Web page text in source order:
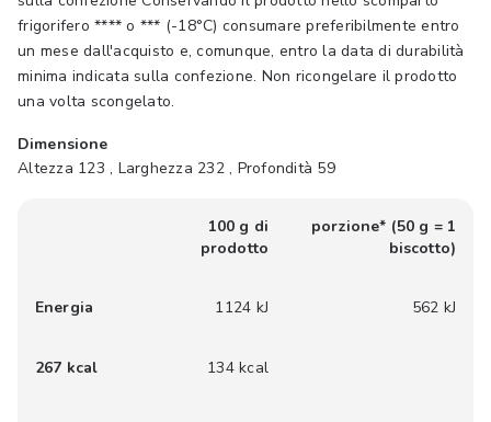
frigorifero **** o *** (-18°C) consumare preferibilmente entro
un mese dall'acquisto e, comunque, entro la data di durabilità
minima indicata sulla confezione. Non ricongelare il prodotto
una volta scongelato.
Dimensione
Altezza 123 , Larghezza 232 , Profondità 59
100 g di
prodotto
porzione* (50 g = 1
biscotto)
Energia 1124 kJ 562 kJ
267 kcal 134 kcal